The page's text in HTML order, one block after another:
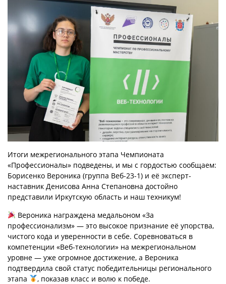
Итоги межрегионального этапа Чемпионата
«Профессионалы» подведены, и мы с гордостью сообщаем:
Борисенко Вероника (группа Веб-23-1) и её эксперт-
наставник Денисова Анна Степановна достойно
представили Иркутскую область и наш техникум!
Вероника награждена медальоном «За
профессионализм» — это высокое признание её упорства,
чистого кода и уверенности в себе. Соревноваться в
компетенции «Веб-технологии» на межрегиональном
уровне — уже огромное достижение, а Вероника
подтвердила свой статус победительницы регионального
этапа
, показав класс и волю к победе.